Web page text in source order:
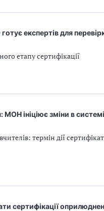
експертів для
етапу сертифікації
ініціює зміни в
термін дії
сертифікації